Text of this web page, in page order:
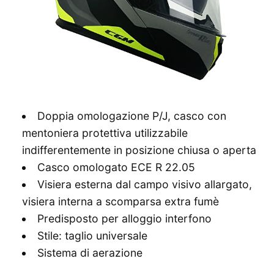
Doppia omologazione P/J, casco con
mentoniera protettiva utilizzabile
indifferentemente in posizione chiusa o aperta
Casco omologato ECE R 22.05
Visiera esterna dal campo visivo allargato,
visiera interna a scomparsa extra fumè
Predisposto per alloggio interfono
Stile: taglio universale
Sistema di aerazione